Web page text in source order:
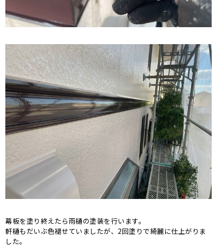
幕板を塗り終えたら雨樋の塗装を行います。
軒樋もだいぶ色褪せていましたが、2回塗りで綺麗に仕上がりま
した。